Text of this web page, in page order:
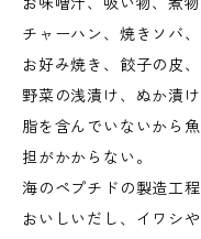
チャーハン、焼きソバ
お好み焼き、餃子の皮
野菜の浅漬け、ぬか漬
脂を含んでいないから
担がかからない。
海のペプチドの製造工
おいしいだし、イワシ